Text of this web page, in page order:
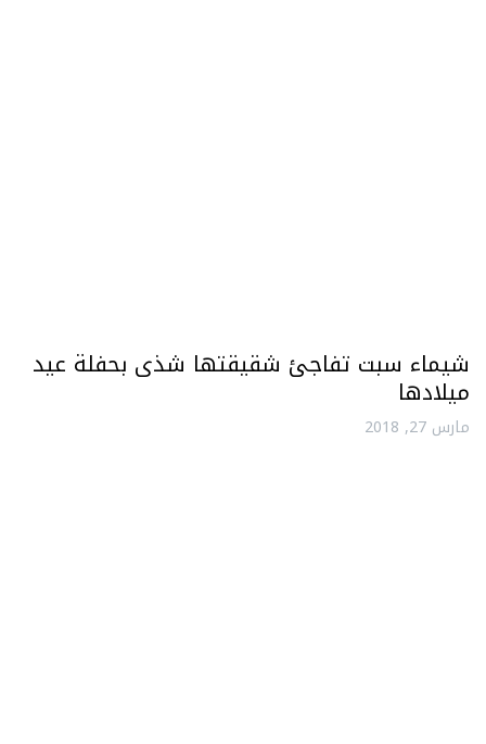
شيماء سبت تفاجئ شقيقتها شذى بحفلة عيد
ميلادها
مارس 27, 2018